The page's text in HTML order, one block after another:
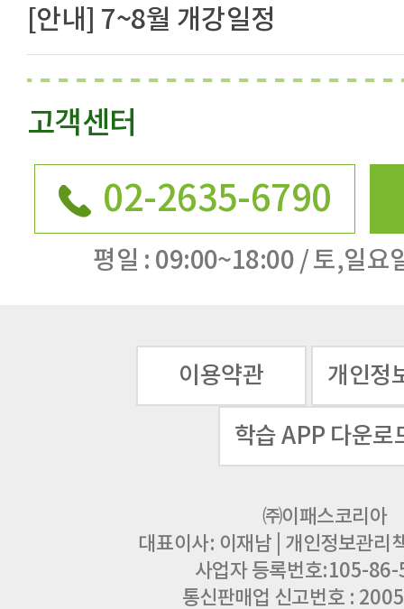
[안내] 7~8월 개강일정
고객센터
02-2635-6790
평일 : 09:00~18:00 / 토,일요
이용약관 개인정
학습 APP 다운로
㈜이패스코리아
대표이사: 이재남 개인정보관리
사업자 등록번호:105-
통신판매업 신고번호 :